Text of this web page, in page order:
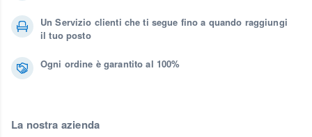
Un Servizio clienti che ti segue fino a quando raggiungi
il tuo posto
Ogni ordine è garantito al 100%
La nostra azienda